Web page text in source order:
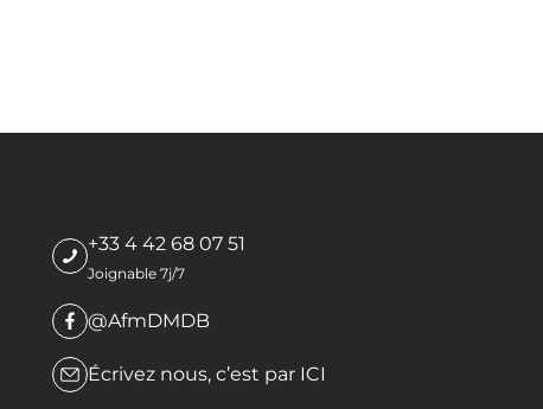
+33 4 42 68 07 51
Joignable 7j/7
@AfmDMDB
Écrivez nous, c’est par ICI